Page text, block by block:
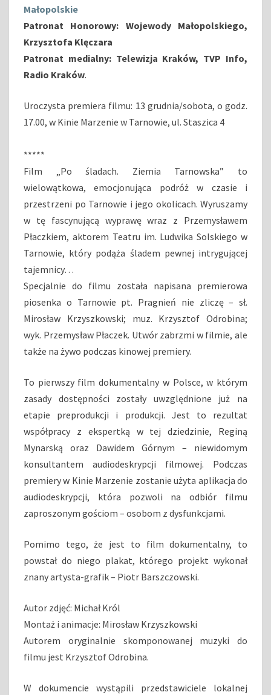
Małopolskie
Patronat Honorowy: Wojewody Małopolskiego,
Krzysztofa Klęczara
Patronat medialny: Telewizja Kraków, TVP Info,
Radio Kraków.
Uroczysta premiera filmu: 13 grudnia/sobota, o godz.
17.00, w Kinie Marzenie w Tarnowie, ul. Staszica 4
*****
Film „Po śladach. Ziemia Tarnowska” to
wielowątkowa, emocjonująca podróż w czasie i
przestrzeni po Tarnowie i jego okolicach. Wyruszamy
w tę fascynującą wyprawę wraz z Przemysławem
Płaczkiem, aktorem Teatru im. Ludwika Solskiego w
Tarnowie, który podąża śladem pewnej intrygującej
tajemnicy…
Specjalnie do filmu została napisana premierowa
piosenka o Tarnowie pt. Pragnień nie zliczę – sł.
Mirosław Krzyszkowski; muz. Krzysztof Odrobina;
wyk. Przemysław Płaczek. Utwór zabrzmi w filmie, ale
także na żywo podczas kinowej premiery.
To pierwszy film dokumentalny w Polsce, w którym
zasady dostępności zostały uwzględnione już na
etapie preprodukcji i produkcji. Jest to rezultat
współpracy z ekspertką w tej dziedzinie, Reginą
Mynarską oraz Dawidem Górnym – niewidomym
konsultantem audiodeskrypcji filmowej. Podczas
premiery w Kinie Marzenie zostanie użyta aplikacja do
audiodeskrypcji, która pozwoli na odbiór filmu
zaproszonym gościom – osobom z dysfunkcjami.
Pomimo tego, że jest to film dokumentalny, to
powstał do niego plakat, którego projekt wykonał
znany artysta-grafik – Piotr Barszczowski.
Autor zdjęć: Michał Król
Montaż i animacje: Mirosław Krzyszkowski
Autorem oryginalnie skomponowanej muzyki do
filmu jest Krzysztof Odrobina.
W dokumencie wystąpili przedstawiciele lokalnej